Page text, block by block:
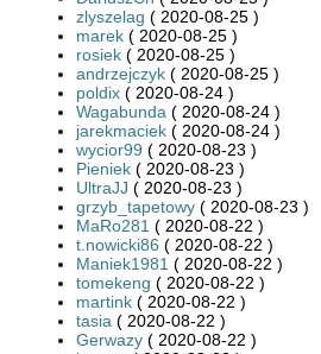
zlyszelag ( 2020-08-25 )
marek ( 2020-08-25 )
rosiek ( 2020-08-25 )
andrzejczyk ( 2020-08-25 )
poldix ( 2020-08-24 )
Wagabunda ( 2020-08-24 )
jarekmaciek ( 2020-08-24 )
wycior99 ( 2020-08-23 )
Pieniek ( 2020-08-23 )
UltraJJ ( 2020-08-23 )
grzyb_tapetowy ( 2020-08-23 )
MaRo281 ( 2020-08-22 )
t.nowicki86 ( 2020-08-22 )
Maniek1981 ( 2020-08-22 )
tomekeng ( 2020-08-22 )
martink ( 2020-08-22 )
tasia ( 2020-08-22 )
Gerwazy ( 2020-08-22 )